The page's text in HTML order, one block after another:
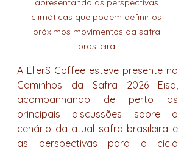
apresentando as perspectivas
climáticas que podem definir os
próximos movimentos da safra
brasileira.
A EllerS Coffee esteve presente no
Caminhos da Safra 2026 Eisa,
acompanhando de perto as
principais discussões sobre o
cenário da atual safra brasileira e
as perspectivas para o ciclo